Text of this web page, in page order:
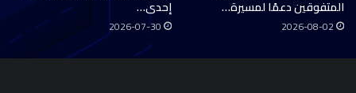
المتفوقين دعمًا لمسيرة…
2026-08-02
إحدى…
2026-07-30